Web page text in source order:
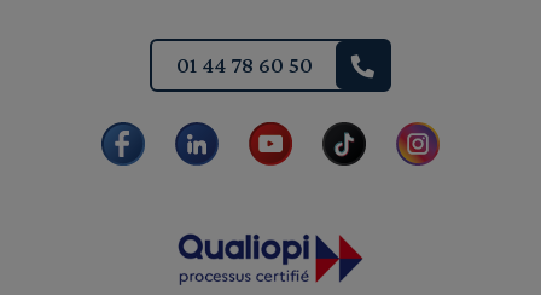
01 44 78 60 50